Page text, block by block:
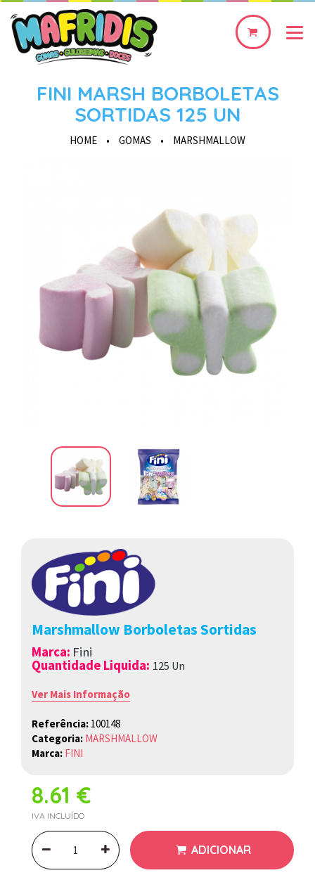
0
FINI MARSH BORBOLETAS
SORTIDAS 125 UN
HOME • GOMAS • MARSHMALLOW
Marshmallow Borboletas Sortidas
Marca: Fini
Quantidade Liquida: 125 Un
Ver Mais Informação
Referência: 100148
Categoria: MARSHMALLOW
Marca: FINI
8.61 €
IVA INCLUÍDO
ADICIONAR